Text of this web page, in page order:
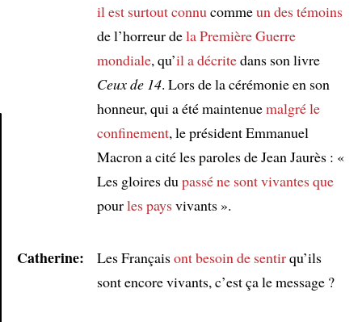
il est surtout connu commeun des témoins
de l’horreur dela Première Guerre
mondiale, qu’il a décritedans son livre
Ceux de 14. Lors de la cérémonie en son
honneur, qui a été maintenuemalgréle
confinement, le président Emmanuel
Macron a cité les paroles de Jean Jaurès : «
Les gloires du passéne sont vivantes que
pourles paysvivants ».
Catherine: Les Françaisont besoin de sentirqu’ils
sont encore vivants, c’est ça le message ?